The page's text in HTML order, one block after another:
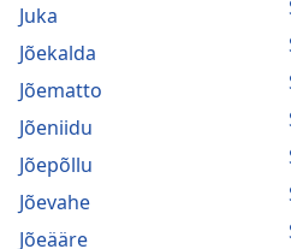
Juka
Jõekalda
Jõematto
Jõeniidu
Jõepõllu
Jõevahe
Jõeääre